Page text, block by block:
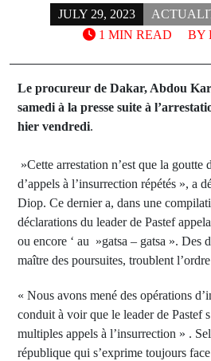
JULY 29, 2023
BY
1 MIN READ
Le procureur de Dakar, Abdou
samedi à la presse suite à
hier vendredi.
»Cette arrestation n’est que la goutte
d’appels à l’insurrection répétés », a
Diop. Ce dernier a, dans une
déclarations du leader de Pastef
ou encore ‘ au »gatsa – gatsa ». Des
maître des poursuites, troublent
« Nous avons mené des opérations
conduit à voir que le leader de Pastef
multiples appels à l’insurrection » .
république qui s’exprime toujours